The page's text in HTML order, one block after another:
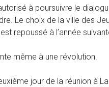
à poursuivre le
Le choix de la ville des
repoussé à l’année
même à une révolution.
jour de la réunion à